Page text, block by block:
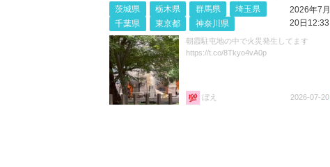
茨城県 栃木県 群馬県
埼玉県
千葉県
東京都 神奈川県
2026年7月
20日12:33
朝霞駐屯地の中で火災発生してます
https://t.co/8Tkyo4vA0p
ぼえ 2026-07-20